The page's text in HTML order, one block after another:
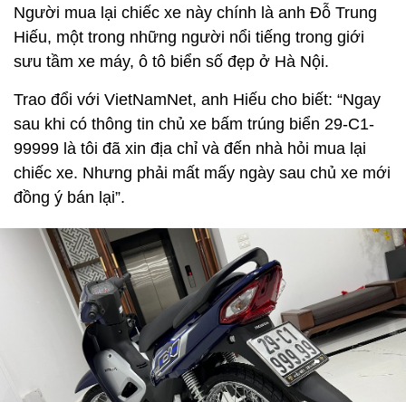
Người mua lại chiếc xe này chính là anh Đỗ Trung
Hiếu, một trong những người nổi tiếng trong giới
sưu tầm xe máy, ô tô biển số đẹp ở Hà Nội.
Trao đổi với VietNamNet, anh Hiếu cho biết: “Ngay
sau khi có thông tin chủ xe bấm trúng biển 29-C1-
99999 là tôi đã xin địa chỉ và đến nhà hỏi mua lại
chiếc xe. Nhưng phải mất mấy ngày sau chủ xe mới
đồng ý bán lại”.